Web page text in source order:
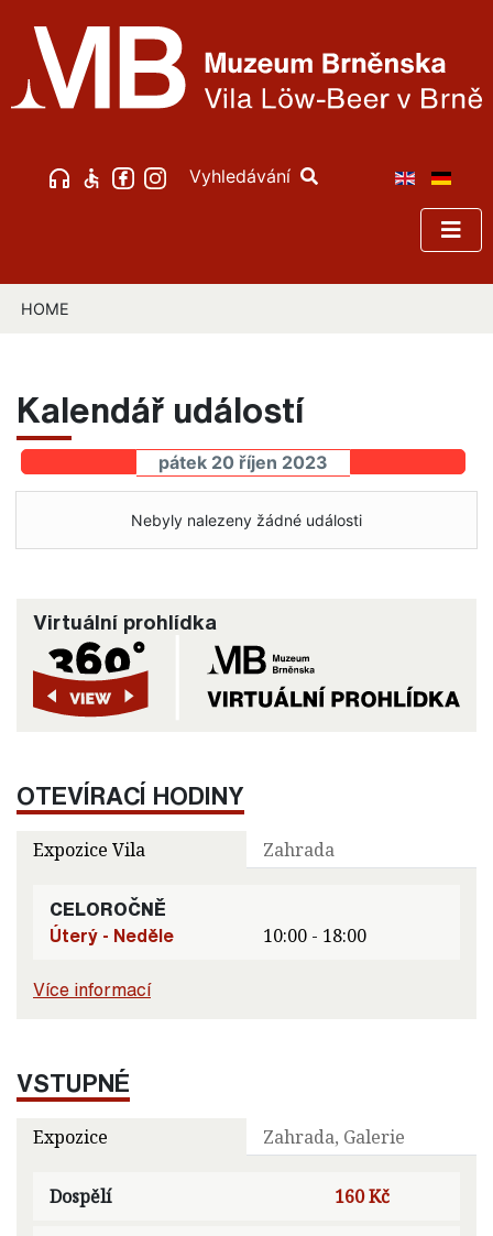
Vyhledávání
HOME
Kalendář událostí
pátek 20 říjen 2023
Nebyly nalezeny žádné události
Virtuální prohlídka
OTEVÍRACÍ HODINY
Expozice Vila Zahrada
CELOROČNĚ
Úterý - Neděle
10:00 - 18:00
Více informací
VSTUPNÉ
Expozice Zahrada, Galerie
Dospělí 160 Kč